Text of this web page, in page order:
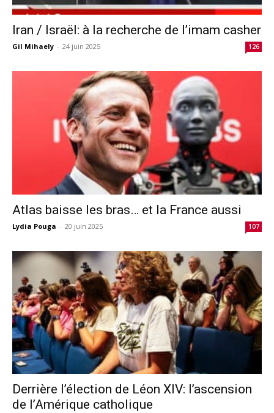
Iran / Israël: à la recherche de l’imam casher
Gil Mihaely - 24 juin 2025 126
Atlas baisse les bras… et la France aussi
Lydia Pouga - 20 juin 2025 107
Derrière l’élection de Léon XIV: l’ascension
de l’Amérique catholique